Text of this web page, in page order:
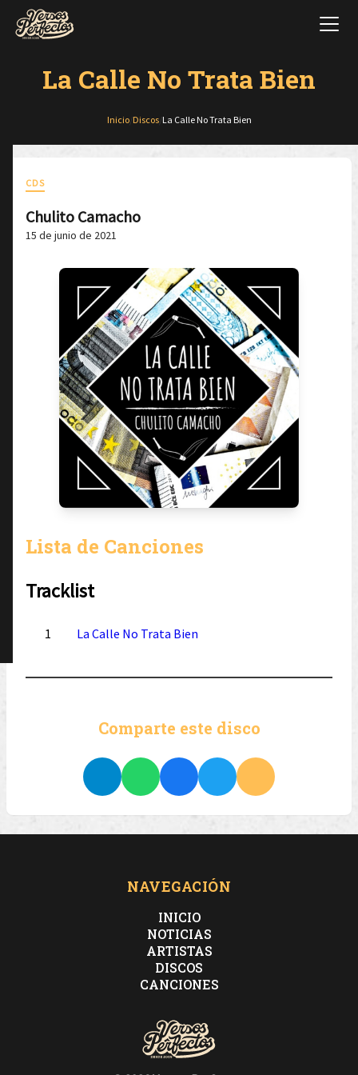
La Calle No Trata Bien
Inicio/ Discos/ La Calle No Trata Bien
CDS
Chulito Camacho
15 de junio de 2021
Lista de Canciones
Tracklist
1 La Calle No Trata Bien
Comparte este disco
NAVEGACIÓN
INICIO
NOTICIAS
ARTISTAS
DISCOS
CANCIONES